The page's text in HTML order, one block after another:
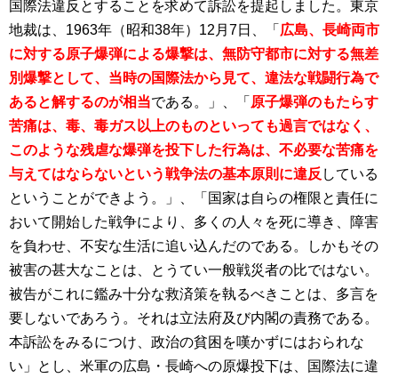
国際法違反とすることを求めて訴訟を提起しました。東京
地裁は、1963年（昭和38年）12月7日、「 広島、長崎両市
に対する原子爆弾による爆撃は、無防守都市に対する無差
別爆撃として、当時の国際法から見て、違法な戦闘行為で
あると解するのが相当である。」、「 原子爆弾のもたらす
苦痛は、毒、毒ガス以上のものといっても過言ではなく、
このような残虐な爆弾を投下した行為は、不必要な苦痛を
与えてはならないという戦争法の基本原則に違反 している
ということができよう。」、「国家は自らの権限と責任に
おいて開始した戦争により、多くの人々を死に導き、障害
を負わせ、不安な生活に追い込んだのである。しかもその
被害の甚大なことは、とうてい一般戦災者の比ではない。
被告がこれに鑑み十分な救済策を執るべきことは、多言を
要しないであろう。それは立法府及び内閣の責務である。
本訴訟をみるにつけ、政治の貧困を嘆かずにはおられな
い」とし、米軍の広島・長崎への原爆投下は、国際法に違